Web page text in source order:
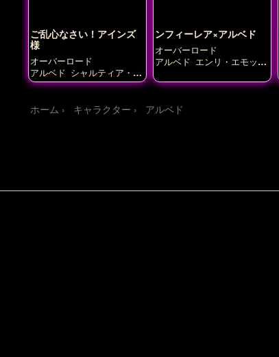
ご乱心なさい！アインズ
様
オーバーロード
アルベド シャルティア・ブ
ラッドフォールン
ンフィーレア×アルベド
オーバーロード
アルベド エンリ・エモッ
ホーム キャラクター アルベド